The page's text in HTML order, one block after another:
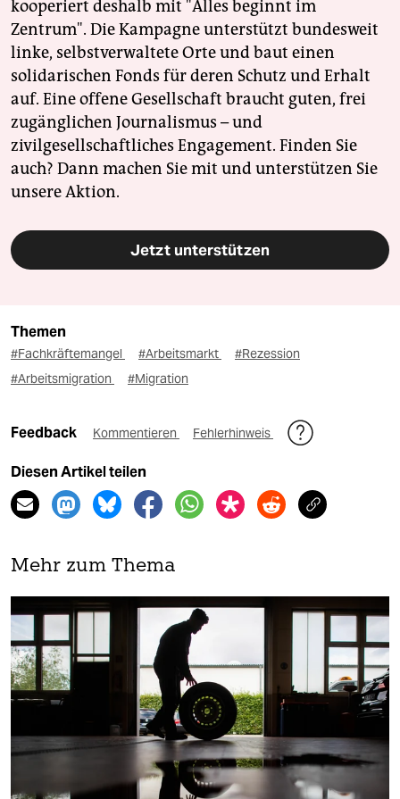
kooperiert deshalb mit "Alles beginnt im
Zentrum". Die Kampagne unterstützt bundesweit
linke, selbstverwaltete Orte und baut einen
solidarischen Fonds für deren Schutz und Erhalt
auf. Eine offene Gesellschaft braucht guten, frei
zugänglichen Journalismus – und
zivilgesellschaftliches Engagement. Finden Sie
auch? Dann machen Sie mit und unterstützen Sie
unsere Aktion.
Jetzt unterstützen
Themen
#Fachkräftemangel #Arbeitsmarkt
#Rezession
#Arbeitsmigration
#Migration
Feedback Kommentieren Fehlerhinweis
Diesen Artikel teilen
Mehr zum Thema